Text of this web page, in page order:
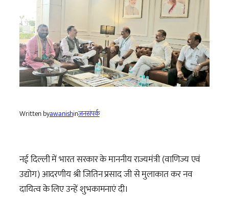
Written byawanishinजनसंपर्क
नई दिल्ली में भारत सरकार के माननीय राज्यमंत्री (वाणिज्य एवं
उद्योग) आदरणीय श्री जितिन प्रसाद जी से मुलाकात कर नव
दायित्व के लिए उन्हें शुभकामनाएं दी।